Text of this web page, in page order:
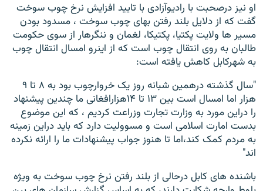
او نیز درصحبت با رادیوآزادی با تایید افزایش نرخ چوب سوخت
گفت که از دلایل بلند رفتن بهای چوب سوخت ، مسدود بودن
مسیر ها ولایت پکتیا، پکتیکا، لغمان و ننگرهار از سوی حکومت
طالبان به روی انتقال چوب است که از اینرو امسال انتقال چوب
به شهرکابل کاهش یافته است:
"سال گذشته درهمین شبانه روز یک خروارچوب بود به ۸ تا ۹
هزار اما امسال است بین ۱۳ تا ۱۴هزارافغانی ما چندین پیشنهاد
را دراین مورد به وزارت تجارت وزراعت کردیم ، که این موضوع
بدست امارت اسلامی است و مسوولیت دارد که باید دراین زمینه
به مردم کمک کند،اما تا هنوز جواب پیشنهادات ما را ارائه نکرده
اند"
باشنده های کابل درحالی از بلند رفتن نرخ چوب سوخت به ویژه